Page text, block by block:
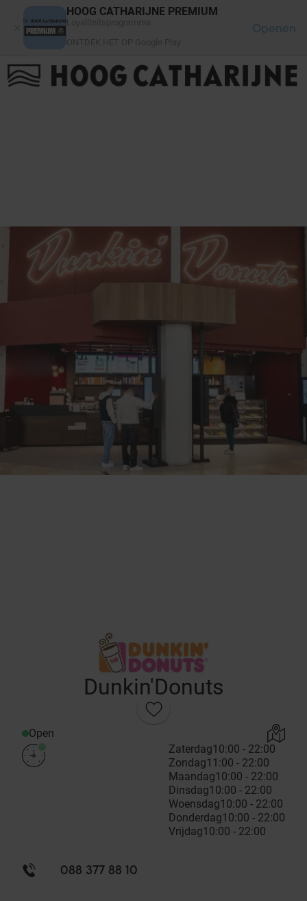
HOOG CATHARIJNE PREMIUM
Openen
FAQ
HET WINKELCENTRUM
LOG IN
Dunkin'Donuts
Open
Zaterdag10:00 - 22:00
Zondag11:00 - 22:00
Maandag10:00 - 22:00
Dinsdag10:00 - 22:00
Woensdag10:00 - 22:00
Donderdag10:00 - 22:00
Vrijdag10:00 - 22:00
088 377 88 10
Cookies beheer paneel